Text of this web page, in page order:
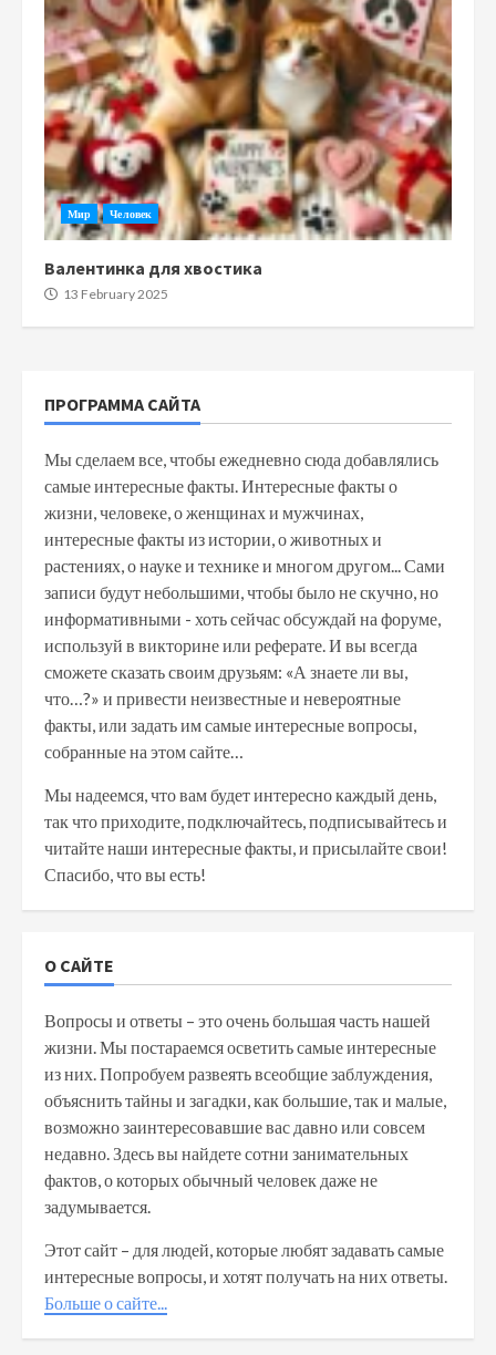
Мир Человек
Валентинка для хвостика
13 February 2025
ПРОГРАММА САЙТА
Мы сделаем все, чтобы ежедневно сюда добавлялись
самые интересные факты. Интересные факты о
жизни, человеке, о женщинах и мужчинах,
интересные факты из истории, о животных и
растениях, о науке и технике и многом другом... Сами
записи будут небольшими, чтобы было не скучно, но
информативными - хоть сейчас обсуждай на форуме,
используй в викторине или реферате. И вы всегда
сможете сказать своим друзьям: «А знаете ли вы,
что…?» и привести неизвестные и невероятные
факты, или задать им самые интересные вопросы,
собранные на этом сайте…
Мы надеемся, что вам будет интересно каждый день,
так что приходите, подключайтесь, подписывайтесь и
читайте наши интересные факты, и присылайте свои!
Спасибо, что вы есть!
О САЙТЕ
Вопросы и ответы – это очень большая часть нашей
жизни. Мы постараемся осветить самые интересные
из них. Попробуем развеять всеобщие заблуждения,
объяснить тайны и загадки, как большие, так и малые,
возможно заинтересовавшие вас давно или совсем
недавно. Здесь вы найдете сотни занимательных
фактов, о которых обычный человек даже не
задумывается.
Этот сайт – для людей, которые любят задавать самые
интересные вопросы, и хотят получать на них ответы.
Больше о сайте...